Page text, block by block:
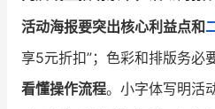
活动海报要突出核心利益点和
享5元折扣”；色彩和排版务必
看懂操作流程。小字体写明活